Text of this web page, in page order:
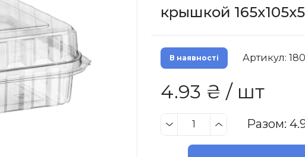
крышкой
В наявності Артикул:
4.93 ₴ / шт
Разом: